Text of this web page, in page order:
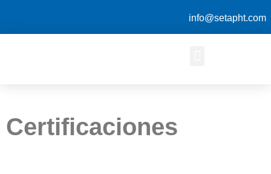
info@setapht.com
Certificaciones